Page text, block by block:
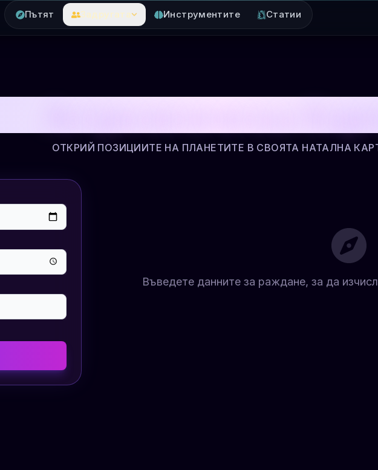
Пътят Задругата Инструментите Статии
Астрологическа
ОТКРИЙ ПОЗИЦИИТЕ НА ПЛАНЕТИТЕ В СВОЯТА НАТАЛНА
Въведете данните за раждане, за да